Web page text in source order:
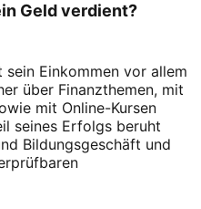
Geld verdient?
Einkommen vor allem
über Finanzthemen, mit
mit Online-Kursen
seines Erfolgs beruht
Bildungsgeschäft und